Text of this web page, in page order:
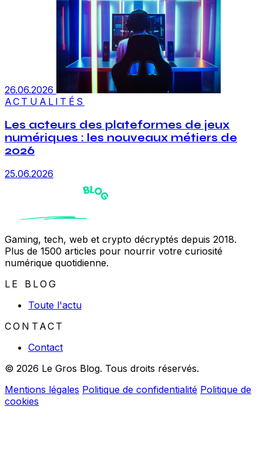
26.06.2026
ACTUALITÉS
Les acteurs des plateformes de jeux
numériques : les nouveaux métiers de
2026
25.06.2026
Gaming, tech, web et crypto décryptés depuis 2018.
Plus de 1500 articles pour nourrir votre curiosité
numérique quotidienne.
LE BLOG
Toute l'actu
CONTACT
Contact
© 2026 Le Gros Blog. Tous droits réservés.
Mentions légales Politique de confidentialité Politique de
cookies